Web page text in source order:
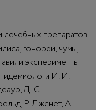
лечебных препаратов
гонореи, чумы,
эксперименты
И. И.
Д. С.
Р. Дженет, А.